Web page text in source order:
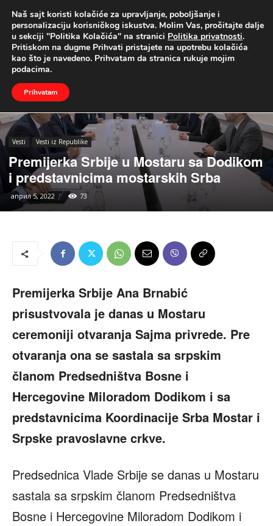
UŽIVO
Naslovna Vesti Vesti iz Republike
Vesti Vesti iz Republike
Premijerka Srbije u Mostaru sa Dodikom
i predstavnicima mostarskih Srba
април 5, 2022 73
Premijerka Srbije Ana Brnabić
prisustvovala je danas u Mostaru
ceremoniji otvaranja Sajma privrede. Pre
otvaranja ona se sastala sa srpskim
članom Predsedništva Bosne i
Hercegovine Miloradom Dodikom i sa
predstavnicima Koordinacije Srba Mostar i
Srpske pravoslavne crkve.
Predsednica Vlade Srbije se danas u Mostaru
sastala sa srpskim članom Predsedništva
Bosne i Hercegovine Miloradom Dodikom i
Naš sajt koristi kolačiće za upravljanje, poboljšanje i
personalizaciju korisničkog iskustva. Molim Vas, pročitajte dalje
u sekciji "Politika Kolačića" na stranici Politika privatnosti.
Pritiskom na dugme Prihvati pristajete na upotrebu kolačića
kao što je navedeno. Prihvatam da stranica rukuje mojim
podacima.
Prihvatam